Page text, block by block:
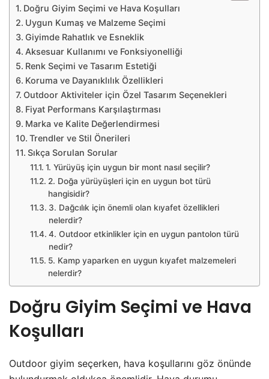
Doğru Giyim Seçimi ve Hava Koşulları
Uygun Kumaş ve Malzeme Seçimi
Giyimde Rahatlık ve Esneklik
Aksesuar Kullanımı ve Fonksiyonelliği
Renk Seçimi ve Tasarım Estetiği
Koruma ve Dayanıklılık Özellikleri
Outdoor Aktiviteler için Özel Tasarım Seçenekleri
Fiyat Performans Karşılaştırması
Marka ve Kalite Değerlendirmesi
Trendler ve Stil Önerileri
Sıkça Sorulan Sorular
1. Yürüyüş için uygun bir mont nasıl seçilir?
2. Doğa yürüyüşleri için en uygun bot türü
hangisidir?
3. Dağcılık için önemli olan kıyafet özellikleri
nelerdir?
4. Outdoor etkinlikler için en uygun pantolon türü
nedir?
5. Kamp yaparken en uygun kıyafet malzemeleri
nelerdir?
Doğru Giyim Seçimi ve Hava
Koşulları
Outdoor giyim seçerken, hava koşullarını göz önünde